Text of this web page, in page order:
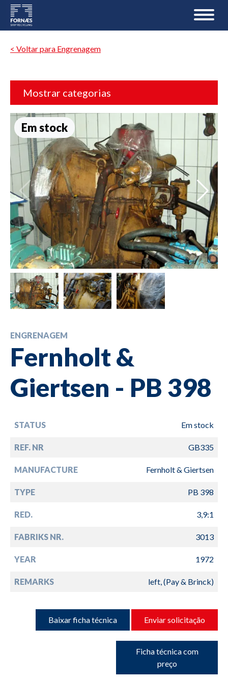
< Voltar para Engrenagem
Mostrar categorias
Em stock
ENGRENAGEM
Fernholt &
Giertsen - PB 398
STATUS Em stock
REF. NR GB335
MANUFACTURE Fernholt & Giertsen
TYPE PB 398
RED. 3,9:1
FABRIKS NR. 3013
YEAR 1972
REMARKS left, (Pay & Brinck)
Baixar ficha técnica Enviar solicitação
Ficha técnica com
preço